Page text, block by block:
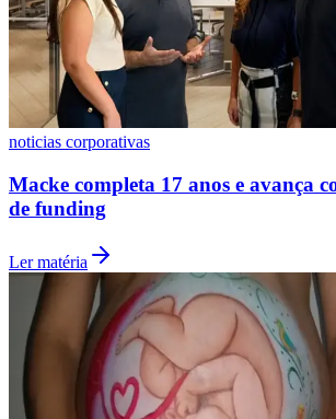
Santos
noticias corporativas
Macke completa 17 anos e avança
de funding
Ler matéria